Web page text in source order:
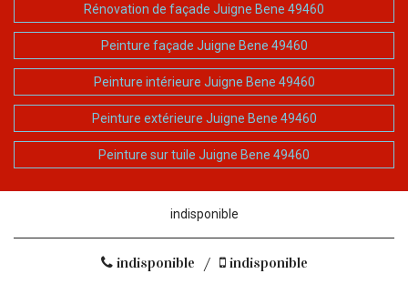
Rénovation de façade Juigne Bene 49460
Peinture façade Juigne Bene 49460
Peinture intérieure Juigne Bene 49460
Peinture extérieure Juigne Bene 49460
Peinture sur tuile Juigne Bene 49460
indisponible
indisponible / indisponible